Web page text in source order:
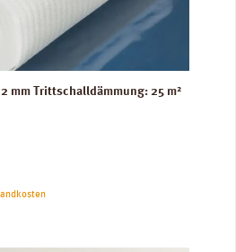
2 mm Trittschalldämmung: 25 m²